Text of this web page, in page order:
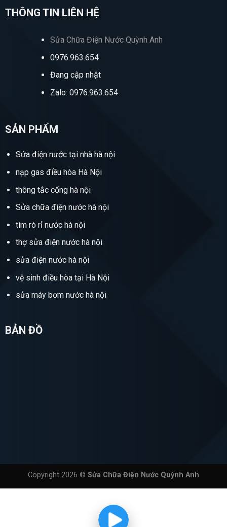
THÔNG TIN LIÊN HỆ
Sửa Chữa Điện Nước Quỳnh Anh
0976.963.654
Đang cập nhật
Zalo: 0976.963.654
SẢN PHẨM
Sửa điện nước tại nhà hà nội
nạp gas điều hòa Hà Nội
thông tắc cống hà nội
Sửa chữa điện nước hà nội
tìm rò rỉ nước hà nội
thợ sửa điện nước hà nội
sửa điện nước hà nội
vệ sinh điều hòa tại Hà Nội
sửa máy bơm nước hà nội
BẢN ĐỒ
Copyright 2026 © Sửa Chữa Điện Nước Quỳnh Anh